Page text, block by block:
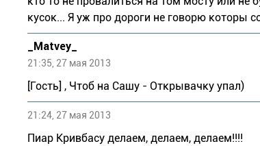
кусок... Я уж про дороги не говорю которы
_Matvey_
21:35, 27 мая 2013
[Гость] , Чтоб на Сашу - Открывачку упал)
21:24, 27 мая 2013
Пиар Кривбасу делаем, делаем, делаем!!!!